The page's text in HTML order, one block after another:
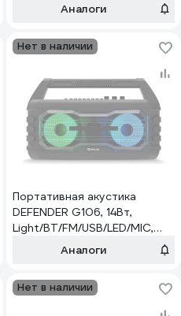
Аналоги
Нет в наличии
Портативная акустика
DEFENDER G106, 14Вт,
Light/BT/FM/USB/LED/MIC,
Аналоги
Нет в наличии